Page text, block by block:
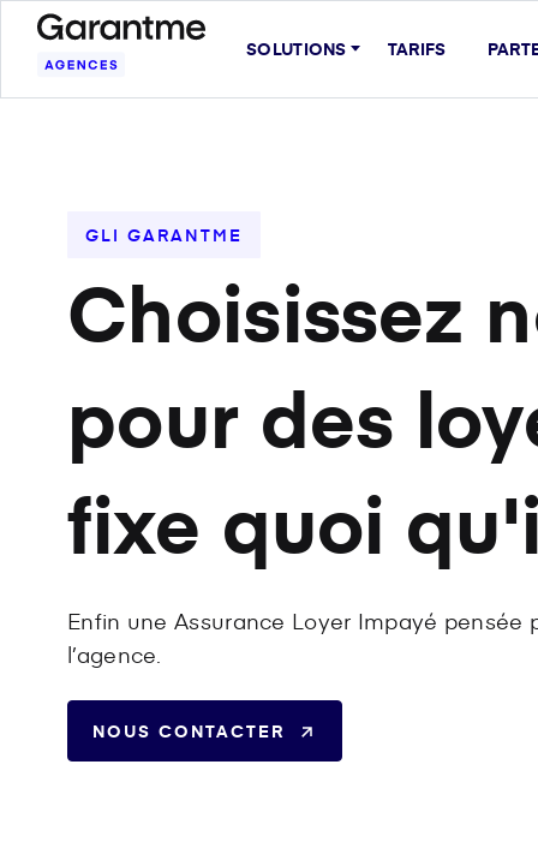
SOLUTIONS TARIFS
GLI GARANTME
Choisissez
pour des
fixe quoi
Enfin une Assurance Loyer Impayé
l’agence.
NOUS CONTACTER